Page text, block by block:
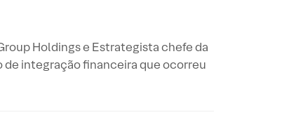
Holdings e Estrategista chefe da
integração financeira que ocorreu